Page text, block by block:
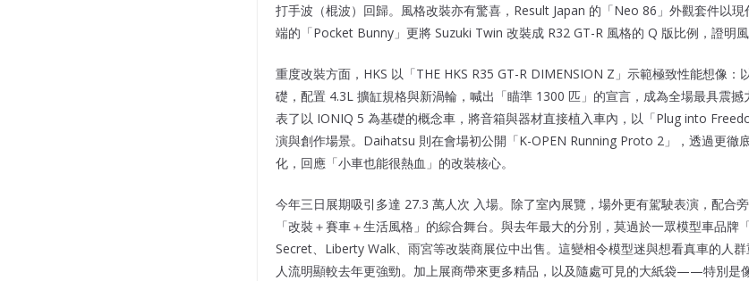
打手波（棍波）回歸。風格改裝亦有驚喜，Result Japan 的「Neo 86」外觀套件以
端的「Pocket Bunny」更將 Suzuki Twin 改裝成 R32 GT-R 風格的 Q 版比例，證明風
重度改裝方面，HKS 以「THE HKS R35 GT-R DIMENSION Z」示範極致性能想像：
礎，配置 4.3L 擴缸規格與新渦輪，喊出「瞄準 1300 匹」的宣言，成為全場最具震
表了以 IONIQ 5 為基礎的概念車，將音箱與器材直接植入車內，以「Plug into
演與創作場景。Daihatsu 則在會場初公開「K-OPEN Running Proto 2」，透過更徹
化，回應「小車也能很熱血」的改裝核心。
今年三日展期吸引多達 27.3 萬人次 入場。除了室內展覽，場外更有駕駛表演，配合
「改裝＋賽車＋生活風格」的綜合舞台。與去年最大的分別，莫過於一眾模型車品牌
Secret、Liberty Walk、雨宮等改裝商展位中出售。這變相令模型迷與想看真車的人群
人流明顯較去年更強勁。加上展商帶來更多精品，以及隨處可見的大紙袋——特別是